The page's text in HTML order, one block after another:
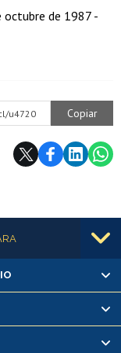
octubre de 1987 -
u4720 Copiar
os